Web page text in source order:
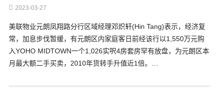
2023-03-27
美联物业元朗凤翔路分行区域经理邓炽轩(Hin Tang)表示，经济复
常，加息步伐暂缓，有元朗区内家庭客日前经该行以1,550万元购
入YOHO MIDTOWN一个1,026实呎4房套房罕有放盘，为元朗区本
月最大额二手买卖，2010年货转手升值近1倍。…